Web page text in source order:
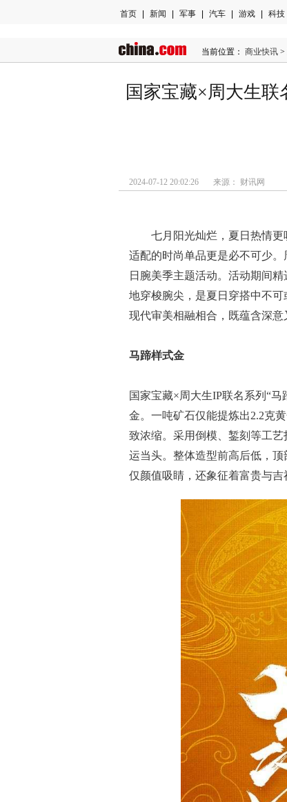
首页 新闻 军事 汽车 游戏 科技
当前位置： 商业快讯 >
国家宝藏×周大生
2024-07-12 20:02:26 来源： 财讯网
七月阳光灿烂，夏日热情
适配的时尚单品更是必不可少
日腕美季主题活动。活动期间
地穿梭腕尖，是夏日穿搭中不
现代审美相融相合，既蕴含深意
马蹄样式金
国家宝藏×周大生IP联名系列“
金。一吨矿石仅能提炼出2.2克
致浓缩。采用倒模、錾刻等工
运当头。整体造型前高后低，
仅颜值吸睛，还象征着富贵与吉